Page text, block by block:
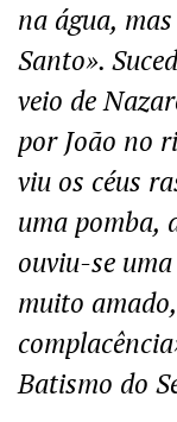
na água,
Santo».
veio de
por João no
viu os céus
uma pomba,
ouviu-se
muito
Batismo do